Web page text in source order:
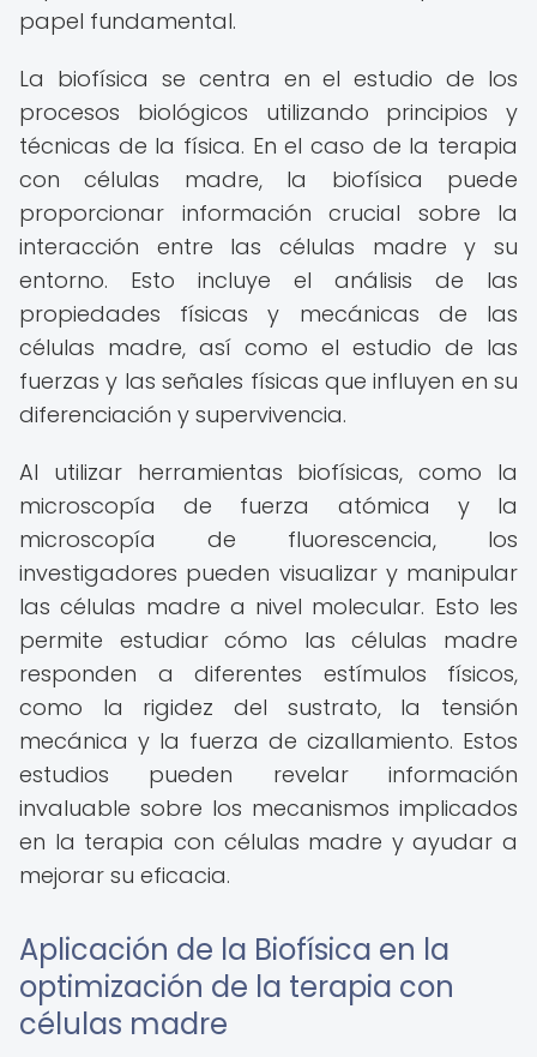
papel fundamental.
La biofísica se centra en el estudio de los
procesos biológicos utilizando principios y
técnicas de la física. En el caso de la terapia
con células madre, la biofísica puede
proporcionar información crucial sobre la
interacción entre las células madre y su
entorno. Esto incluye el análisis de las
propiedades físicas y mecánicas de las
células madre, así como el estudio de las
fuerzas y las señales físicas que influyen en su
diferenciación y supervivencia.
Al utilizar herramientas biofísicas, como la
microscopía de fuerza atómica y la
microscopía de fluorescencia, los
investigadores pueden visualizar y manipular
las células madre a nivel molecular. Esto les
permite estudiar cómo las células madre
responden a diferentes estímulos físicos,
como la rigidez del sustrato, la tensión
mecánica y la fuerza de cizallamiento. Estos
estudios pueden revelar información
invaluable sobre los mecanismos implicados
en la terapia con células madre y ayudar a
mejorar su eficacia.
Aplicación de la Biofísica en la
optimización de la terapia con
células madre